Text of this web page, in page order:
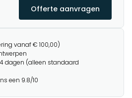
Offerte aanvragen
vanaf € 100,00)
dagen (alleen standaard
een 9.8/10